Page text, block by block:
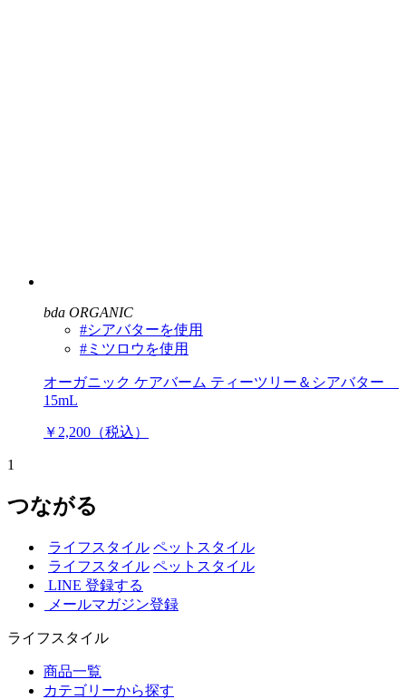
bda ORGANIC
#シアバターを使用
#ミツロウを使用
オーガニック ケアバーム ティーツリー＆シアバター
15mL
￥2,200（税込）
1
つながる
ライフスタイル ペットスタイル
ライフスタイル ペットスタイル
LINE 登録する
メールマガジン登録
ライフスタイル
商品一覧
カテゴリーから探す